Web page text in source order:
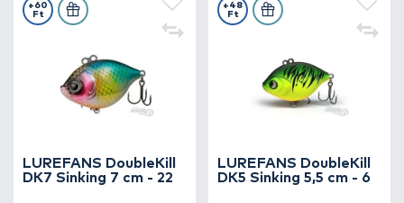
LUREFANS DoubleKill
DK7 Sinking 7 cm - 22
+60
Ft
LUREFANS DoubleKill
DK5 Sinking 5,5 cm - 6
+48
Ft